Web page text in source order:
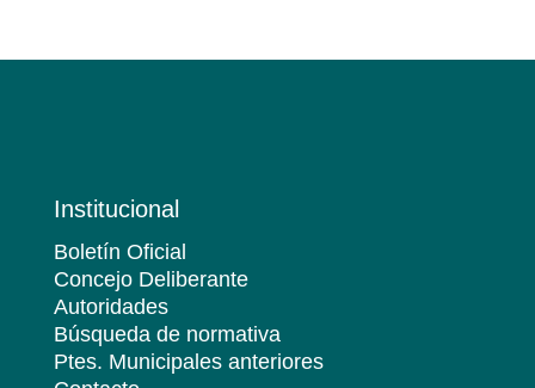
Institucional
Boletín Oficial
Concejo Deliberante
Autoridades
Búsqueda de normativa
Ptes. Municipales anteriores